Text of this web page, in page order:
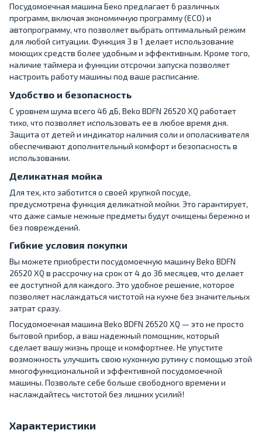
Посудомоечная машина Беко предлагает 6 различных
программ, включая экономичную программу (ECO) и
автопрограмму, что позволяет выбрать оптимальный режим
для любой ситуации. Функция 3 в 1 делает использование
моющих средств более удобным и эффективным. Кроме того,
наличие таймера и функции отсрочки запуска позволяет
настроить работу машины под ваше расписание.
Удобство и безопасность
С уровнем шума всего 46 дБ, Beko BDFN 26520 XQ работает
тихо, что позволяет использовать ее в любое время дня.
Защита от детей и индикатор наличия соли и ополаскивателя
обеспечивают дополнительный комфорт и безопасность в
использовании.
Деликатная мойка
Для тех, кто заботится о своей хрупкой посуде,
предусмотрена функция деликатной мойки. Это гарантирует,
что даже самые нежные предметы будут очищены бережно и
без повреждений.
Гибкие условия покупки
Вы можете приобрести посудомоечную машину Beko BDFN
26520 XQ в рассрочку на срок от 4 до 36 месяцев, что делает
ее доступной для каждого. Это удобное решение, которое
позволяет наслаждаться чистотой на кухне без значительных
затрат сразу.
Посудомоечная машина Beko BDFN 26520 XQ — это не просто
бытовой прибор, а ваш надежный помощник, который
сделает вашу жизнь проще и комфортнее. Не упустите
возможность улучшить свою кухонную рутину с помощью этой
многофункциональной и эффективной посудомоечной
машины. Позвольте себе больше свободного времени и
наслаждайтесь чистотой без лишних усилий!
Характеристики